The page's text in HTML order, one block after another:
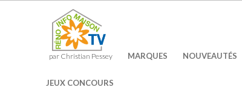
par Christian Pessey MARQUES NOUVEAUTÉS
JEUX CONCOURS